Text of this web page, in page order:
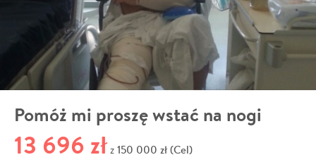
Pomóż mi proszę wstać na nogi
13 696 zł z 150 000 zł (Cel)